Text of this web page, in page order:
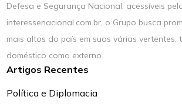
Defesa e Segurança Nacional, acessíveis
interessenacional.com.br, o Grupo busca
mais altos do país em suas várias vertentes,
doméstico como externo.
Artigos Recentes
Política e Diplomacia